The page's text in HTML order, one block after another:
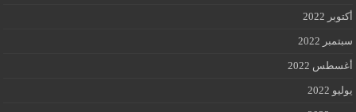
أكتوبر 2022
سبتمبر 2022
أغسطس 2022
يوليو 2022